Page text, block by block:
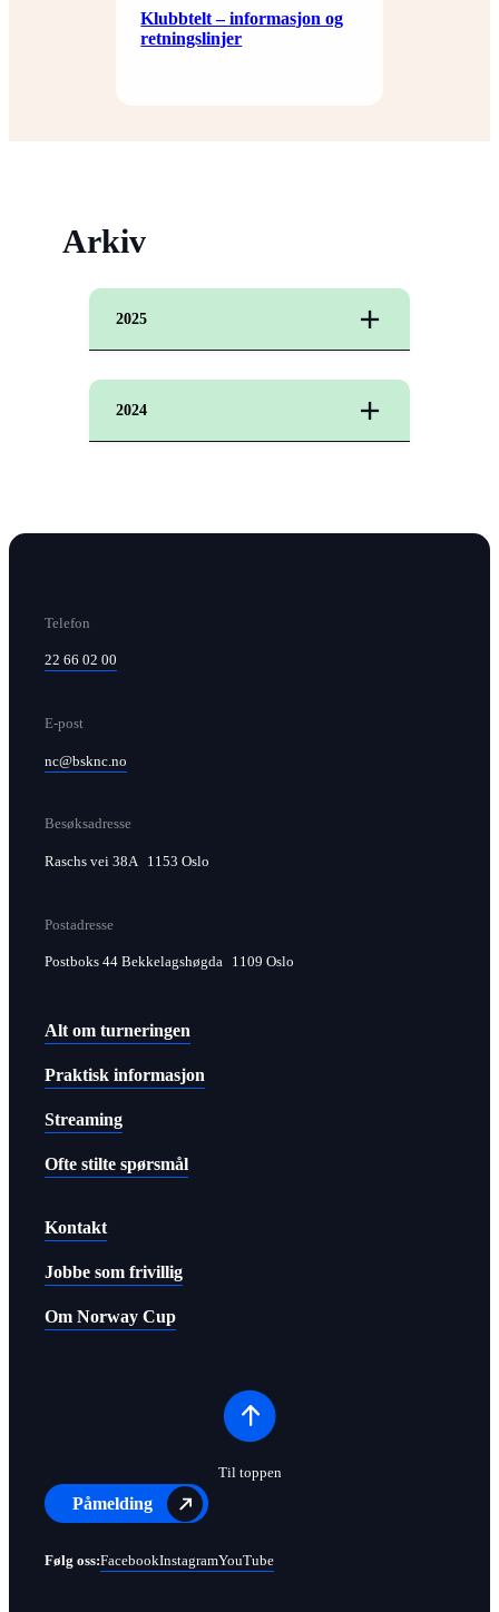
Klubbtelt – informasjon og
retningslinjer
Arkiv
2025
2024
Telefon
22 66 02 00
E-post
nc@bsknc.no
Besøksadresse
Raschs vei 38A 1153 Oslo
Postadresse
Postboks 44 Bekkelagshøgda 1109 Oslo
Alt om turneringen
Praktisk informasjon
Streaming
Ofte stilte spørsmål
Kontakt
Jobbe som frivillig
Om Norway Cup
Til toppen
Påmelding
Følg oss:FacebookInstagramYouTube